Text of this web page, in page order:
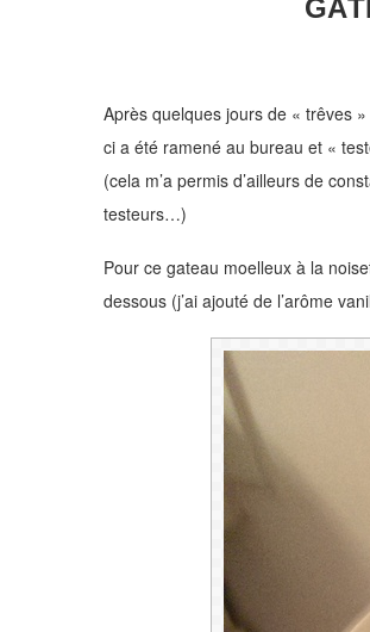
Après quelques jours de « trêves
ci a été ramené au bureau et «
(cela m’a permis d’ailleurs de
testeurs…)
Pour ce gateau moelleux à la
dessous (j’ai ajouté de l’arôme